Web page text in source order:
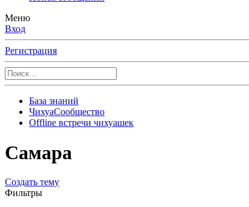
Меню
Вход
Регистрация
База знаний
ЧихуаСообщество
Offline встречи чихуашек
Самара
Создать тему
Фильтры